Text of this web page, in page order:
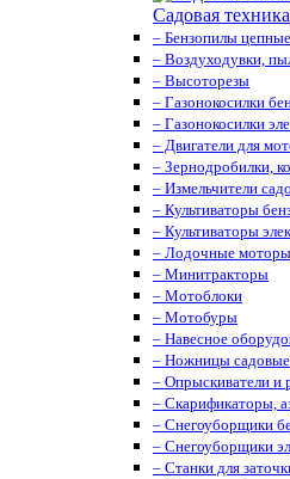
Садовая техника
– Бензопилы цепные
– Воздуходувки,
– Высоторезы
– Газонокосилки
– Газонокосилки
– Двигатели для
– Зернодробилки,
– Измельчители
– Культиваторы
– Культиваторы
– Лодочные моторы
– Минитракторы
– Мотоблоки
– Мотобуры
– Навесное
– Ножницы садовые
– Опрыскиватели и
– Скарификаторы,
– Снегоуборщики
– Снегоуборщики
– Станки для